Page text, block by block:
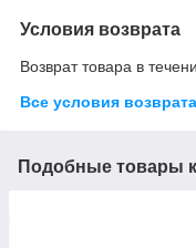
Условия возврата
Возврат товара в
Все условия возврата
Подобные товары